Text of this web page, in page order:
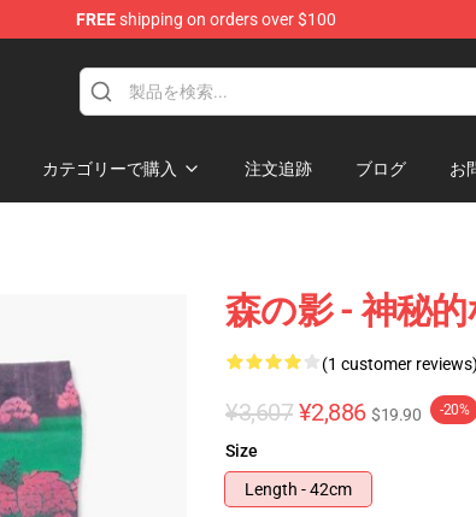
FREEshipping on orders over $100
カテゴリーで購入 注文追跡 ブログ お
森の影 - 神秘
(1 customer reviews)
¥3,607 ¥2,886 $19.90 -20%
Size
Length - 42cm